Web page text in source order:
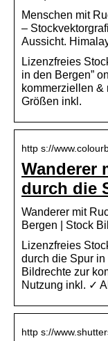
Menschen mit
–
Aussicht.
Lizenzfreies
in den Bergen”
kommerziellen
Größen inkl.
http s://
Wanderer
durch die
Wanderer mit
Bergen | Stock
Lizenzfreies
durch die Spur
Bildrechte zur
Nutzung inkl. ✓
http s://